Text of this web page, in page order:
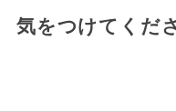
気をつけてくだ